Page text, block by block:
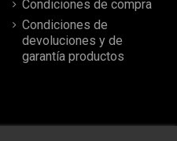
Condiciones de compra
Condiciones de
devoluciones y de
garantía productos